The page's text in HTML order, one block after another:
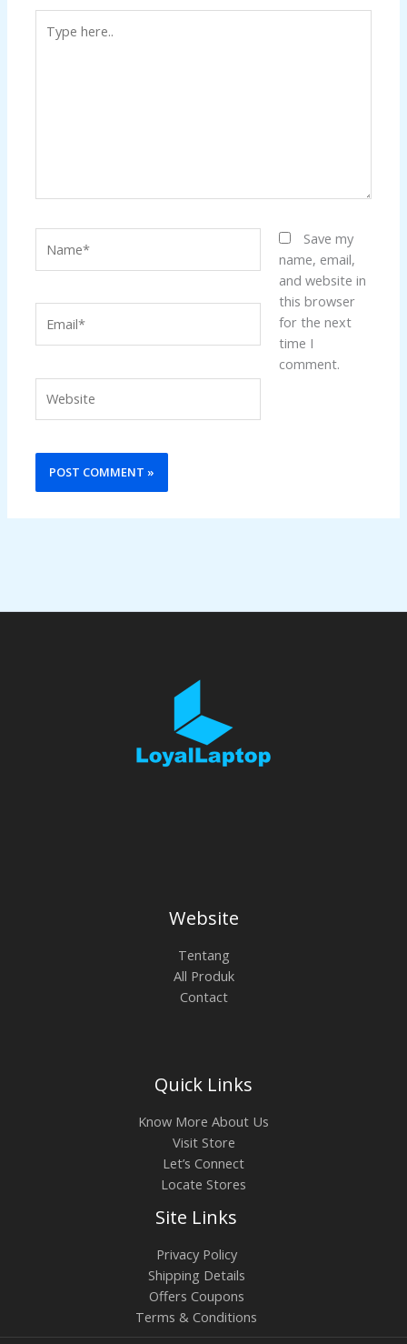
here..
Save my
name, email,
and website in
this browser
for the next
time I
comment.
Website
Tentang
All Produk
Contact
Quick Links
Know More About Us
Visit Store
Let’s Connect
Locate Stores
Site Links
Privacy Policy
Shipping Details
Offers Coupons
Terms & Conditions